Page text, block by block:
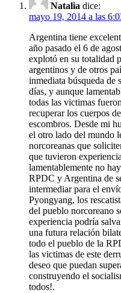
Natalia dice:
mayo 19, 2014 a las
Argentina tiene
año pasado el 6 de
explotó en su totalidad
argentinos y de otros
inmediata búsqueda de
días, y aunque
todas las victimas
recuperar los cuerpos
escombros. Desde mi
el otro lado del mundo
norcoreanas que
que tuvieron
lamentablemente no
RPDC y Argentina de
intermediar para el
Pyongyang, los
del pueblo norcoreano
experiencia podría
una futura relación
todo el pueblo de la
las victimas de este
deseo que puedan
construyendo el
todos!.